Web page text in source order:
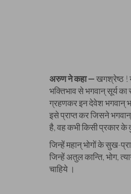
अरुण ने कहा —खगश्रेष्ठ !
भक्तिभाव से भगवान् सूर्य
ग्रहणकर इन देवेश भगवान्
इसे प्राप्त कर जिसने
है, वह कभी किसी प्रकार के
जिन्हें महान् भोगों के सुख-
जिन्हें अतुल कान्ति, भोग,
चाहिये ।